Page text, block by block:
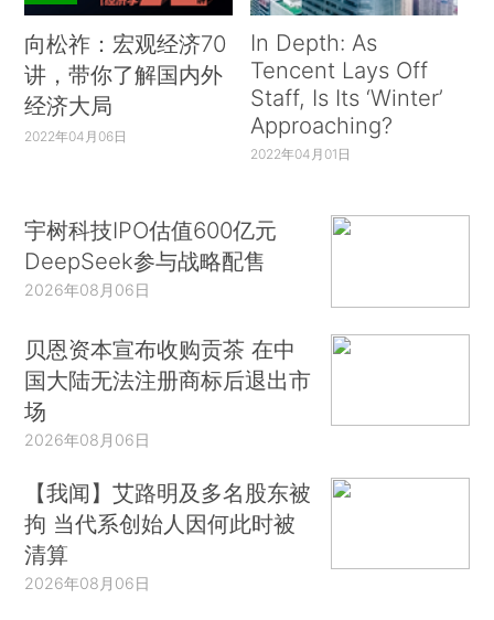
向松祚：宏观经济70
讲，带你了解国内外
经济大局
2022年04月06日
In Depth: As
Tencent Lays Off
Staff, Is Its ‘Winter’
Approaching?
2022年04月01日
宇树科技IPO估值600亿元
DeepSeek参与战略配售
2026年08月06日
贝恩资本宣布收购贡茶 在中
国大陆无法注册商标后退出市
场
2026年08月06日
【我闻】艾路明及多名股东被
拘 当代系创始人因何此时被
清算
2026年08月06日